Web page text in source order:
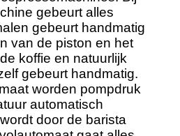
gebeurt alles
gebeurt handmatig
van de piston en het
koffie en natuurlijk
gebeurt handmatig.
worden pompdruk
automatisch
door de barista